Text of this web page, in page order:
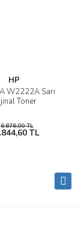
HP
W2222A Sarı
Toner
6.876,00 TL
TL